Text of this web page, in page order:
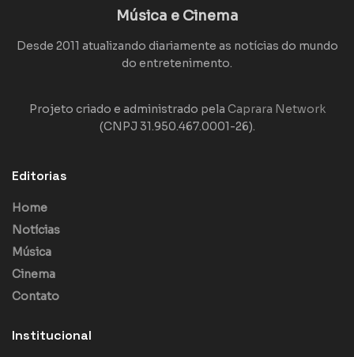
Música e Cinema
Desde 2011 atualizando diariamente as notícias do mundo
do entretenimento.
Projeto criado e administrado pela Caprara Network
(CNPJ 31.950.467.0001-26).
Editorias
Home
Notícias
Música
Cinema
Contato
Institucional